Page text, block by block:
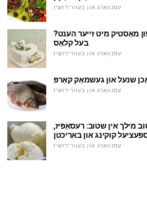
עסנוואַרג און בעוורידזשיז
פון מאַסטיק מיט זייער הענט?
בעל קלאַס
עסנוואַרג און בעוורידזשיז
עסנוואַרג און בעוורידזשיז
מילך אין שטוב: רעסאַפּיז,
קוקינג און באריכטן
עסנוואַרג און בעוורידזשיז